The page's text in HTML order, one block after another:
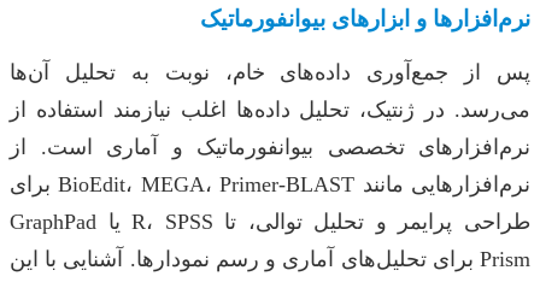
و ابزارهای بیوانفورماتیک
جمع‌آوری داده‌های خام، نوبت به تحلیل آن‌ها
در ژنتیک، تحلیل داده‌ها اغلب نیازمند استفاده از
تخصصی بیوانفورماتیک و آماری است. از
نرم‌افزارهایی مانند BioEdit، MEGA، Primer-BLAST برای
طراحی پرایمر و تحلیل توالی، تا R، SPSS یا GraphPad
Prism برای تحلیل‌های آماری و رسم نمودارها. آشنایی با این